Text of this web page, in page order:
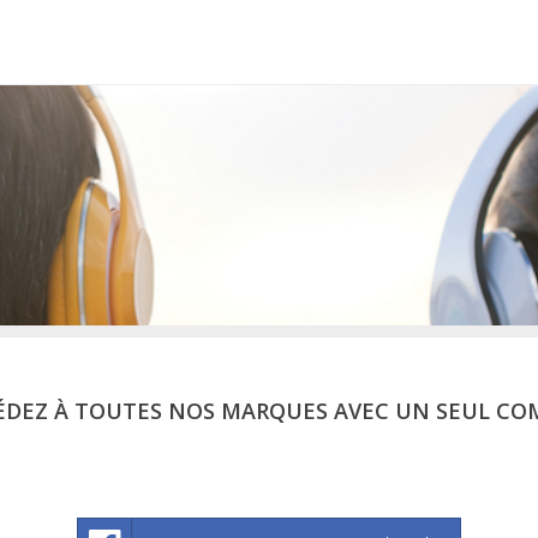
À TOUTES NOS MARQUES AVEC UN SEUL